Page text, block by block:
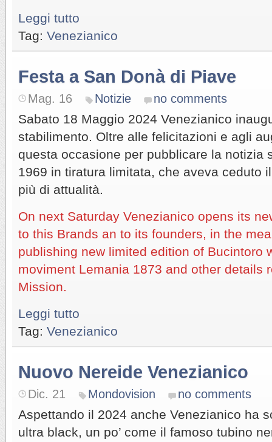
Leggi tutto
Tag: Venezianico
Festa a San Donà di Piave
Mag. 16 Notizie no comments
Sabato 18 Maggio 2024 Venezianico
stabilimento. Oltre alle felicitazioni e agli
questa occasione per pubblicare la notizia
1969 in tiratura limitata, che aveva ceduto
più di attualità.
On next Saturday Venezianico opens its
to this Brands an to its founders, in the
publishing new limited edition of Bucintoro
moviment Lemania 1873 and other details
Mission.
Leggi tutto
Tag: Venezianico
Nuovo Nereide Venezianico
Dic. 21 Mondovision no comments
Aspettando il 2024 anche Venezianico ha
ultra black, un po’ come il famoso tubino